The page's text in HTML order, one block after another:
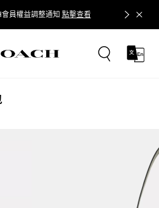
員權益調整通知點擊查看 立即追蹤